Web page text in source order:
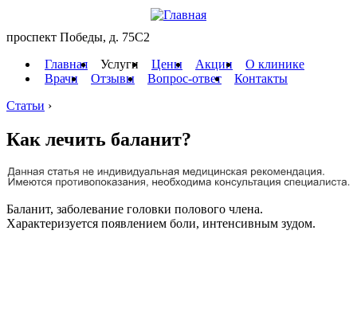
проспект Победы, д. 75C2
Главная
Услуги Цены Акции
О клинике
Врачи
Отзывы Вопрос-ответ
Контакты
Статьи ›
Как лечить баланит?
Баланит, заболевание головки полового члена.
Характеризуется появлением боли, интенсивным зудом.